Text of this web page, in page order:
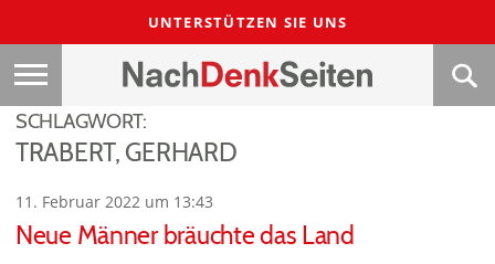
UNTERSTÜTZEN SIE UNS
SCHLAGWORT:
TRABERT, GERHARD
11. Februar 2022 um 13:43
Neue Männer bräuchte das Land